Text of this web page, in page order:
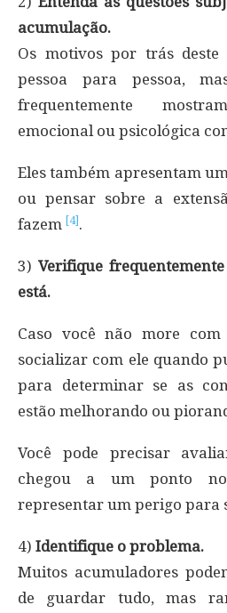
acumulação.
Os motivos por trás
pessoa para pessoa,
frequentemente
emocional ou psicológica
Eles também apresentam
ou pensar sobre a
fazem [4].
3) Verifique
está.
Caso você não more com
socializar com ele quando
para determinar se as
estão melhorando ou
Você pode precisar
chegou a um ponto
representar um perigo para
4) Identifique o problema.
Muitos acumuladores
de guardar tudo, mas